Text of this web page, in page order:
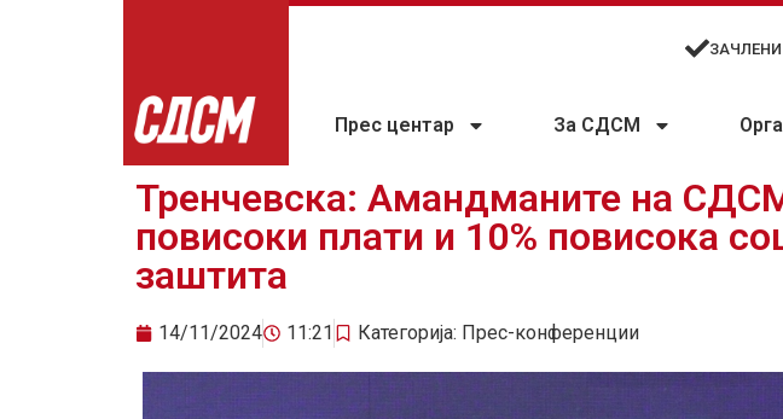
ЗАЧЛЕНИ
Прес центар За СДСМ
Тренчевска: Амандманите на
повисоки плати и 10% повисока
заштита
14/11/2024 11:21 Категорија: Прес-конференции